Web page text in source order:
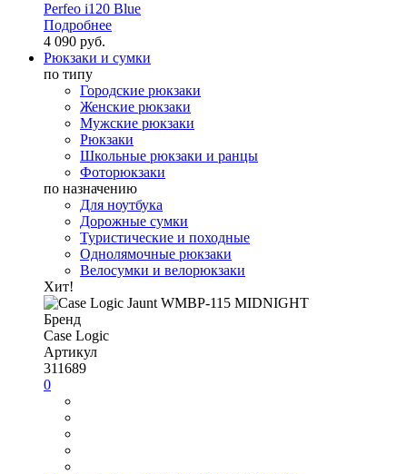
Perfeo i120 Blue
Подробнее
4 090 руб.
Рюкзаки и сумки
по типу
Городские рюкзаки
Женские рюкзаки
Мужские рюкзаки
Рюкзаки
Школьные рюкзаки и ранцы
Фоторюкзаки
по назначению
Для ноутбука
Дорожные сумки
Туристические и походные
Однолямочные рюкзаки
Велосумки и велорюкзаки
Хит!
Бренд
Case Logic
Артикул
311689
0